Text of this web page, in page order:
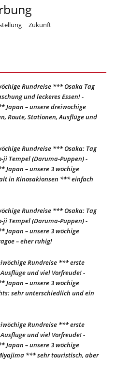
Zukunft
Rundreise *** Osaka Tag
und leckeres Essen! -
Japan – unsere dreiwöchige
Route, Stationen, Ausflüge und
Rundreise *** Osaka: Tag
Tempel (Daruma-Puppen) -
Japan – unsere 3 wöchige
in Kinosakionsen *** einfach
Rundreise *** Osaka: Tag
Tempel (Daruma-Puppen) -
Japan – unsere 3 wöchige
– eher ruhig!
Rundreise *** erste
und viel Vorfreude! -
Japan – unsere 3 wöchige
sehr unterschiedlich und ein
Rundreise *** erste
und viel Vorfreude! -
Japan – unsere 3 wöchige
*** sehr touristisch, aber